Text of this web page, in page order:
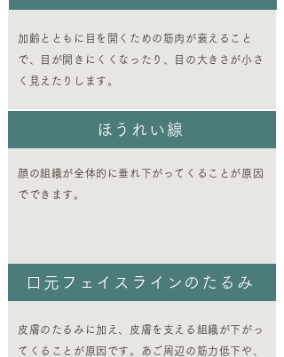
加齢とともに目を開くための筋肉が衰えること
で、目が開きにくくなったり、目の大きさが小さ
く見えたりします。
顔の組織が全体的に垂れ下がってくることが原因
でできます。
皮膚のたるみに加え、皮膚を支える組織が下がっ
てくることが原因です。あご周辺の筋力低下や、
ほうれい線
口元フェイスラインのたるみ